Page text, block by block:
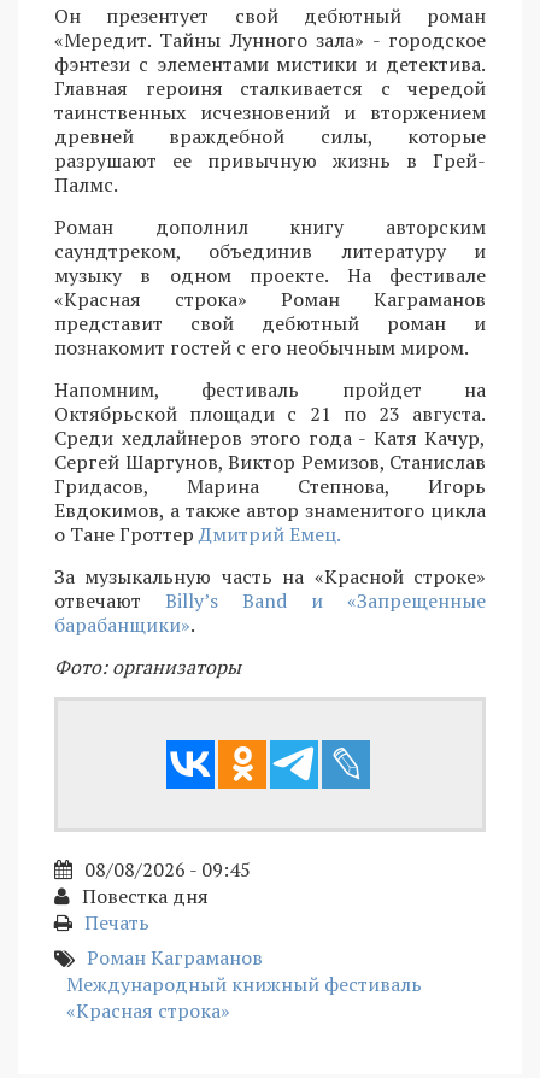
Он презентует свой дебютный роман
«Мередит. Тайны Лунного зала» - городское
фэнтези с элементами мистики и детектива.
Главная героиня сталкивается с чередой
таинственных исчезновений и вторжением
древней враждебной силы, которые
разрушают ее привычную жизнь в Грей-
Палмс.
Роман дополнил книгу авторским
саундтреком, объединив литературу и
музыку в одном проекте. На фестивале
«Красная строка» Роман Каграманов
представит свой дебютный роман и
познакомит гостей с его необычным миром.
Напомним, фестиваль пройдет на
Октябрьской площади с 21 по 23 августа.
Среди хедлайнеров этого года - Катя Качур,
Сергей Шаргунов, Виктор Ремизов, Станислав
Гридасов, Марина Степнова, Игорь
Евдокимов, а также автор знаменитого цикла
о Тане ГроттерДмитрий Емец.
За музыкальную часть на «Красной строке»
отвечают Billy’s Band и «Запрещенные
барабанщики».
Фото: организаторы
08/08/2026 - 09:45
Повестка дня
Печать
Роман Каграманов
Международный книжный фестиваль
«Красная строка»